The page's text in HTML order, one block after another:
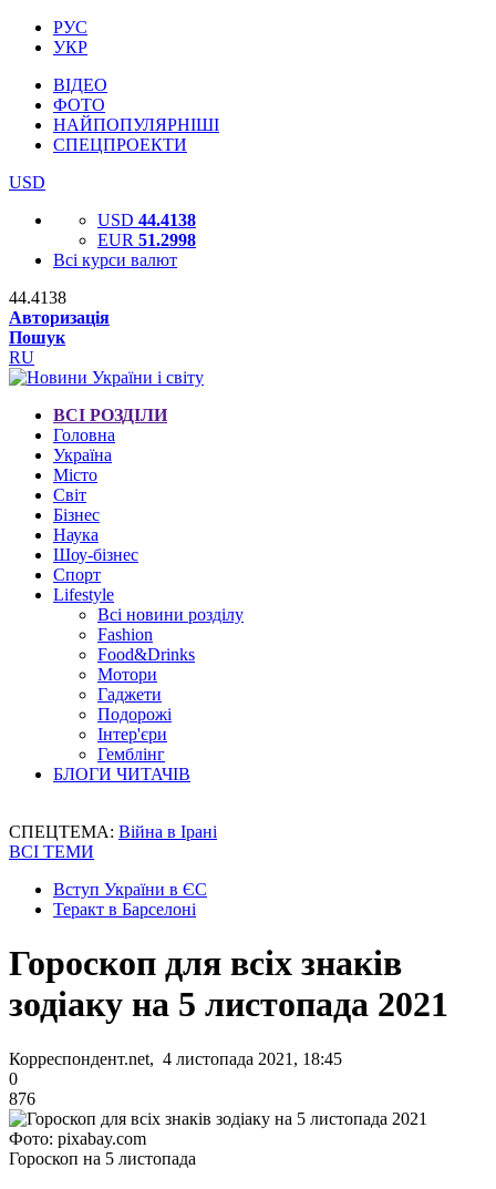
РУС
УКР
ВІДЕО
ФОТО
НАЙПОПУЛЯРНІШІ
СПЕЦПРОЕКТИ
USD
USD 44.4138
EUR 51.2998
Всі курси валют
44.4138
Авторизація
Пошук
RU
ВСІ РОЗДІЛИ
Головна
Україна
Місто
Світ
Бізнес
Наука
Шоу-бізнес
Спорт
Lifestyle
Всі новини розділу
Fashion
Food&Drinks
Мотори
Гаджети
Подорожі
Інтер'єри
Гемблінг
БЛОГИ ЧИТАЧІВ
СПЕЦТЕМА: Війна в Ірані
ВСІ ТЕМИ
Вступ України в ЄС
Теракт в Барселоні
Гороскоп для всіх знаків
зодіаку на 5 листопада 2021
Корреспондент.net, 4 листопада 2021, 18:45
0
876
Фото: pixabay.com
Гороскоп на 5 листопада